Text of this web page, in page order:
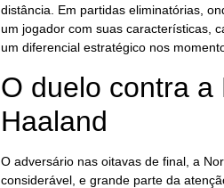
distância. Em partidas eliminatórias,
um jogador com suas características,
um diferencial estratégico nos
O duelo contra
Haaland
O adversário nas oitavas de final, a
considerável, e grande parte da